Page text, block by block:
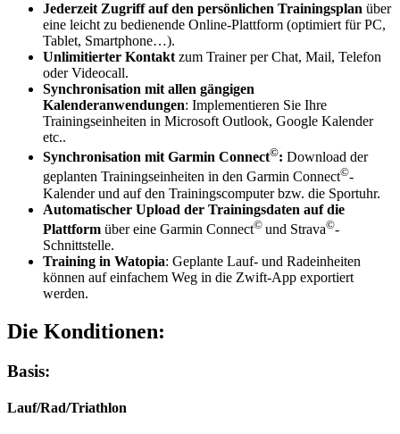
Jederzeit Zugriff auf den persönlichen Trainingsplan über
eine leicht zu bedienende Online-Plattform (optimiert für PC,
Tablet, Smartphone…).
Unlimitierter Kontakt zum Trainer per Chat, Mail, Telefon
oder Videocall.
Synchronisation mit allen gängigen
Kalenderanwendungen: Implementieren Sie Ihre
Trainingseinheiten in Microsoft Outlook, Google Kalender
etc..
Synchronisation mit Garmin Connect©: Download der
geplanten Trainingseinheiten in den Garmin Connect©-
Kalender und auf den Trainingscomputer bzw. die Sportuhr.
Automatischer Upload der Trainingsdaten auf die
Plattform über eine Garmin Connect© und Strava©-
Schnittstelle.
Training in Watopia: Geplante Lauf- und Radeinheiten
können auf einfachem Weg in die Zwift-App exportiert
werden.
Die Konditionen:
Basis:
Lauf/Rad/Triathlon